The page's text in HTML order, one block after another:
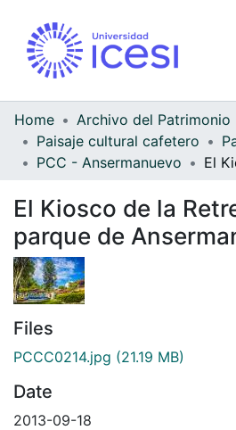
Home
Paisaje cultural cafetero
PCC - Ansermanuevo
El Kiosco de la
parque de
Files
PCCC0214.jpg (21.19 MB)
Date
2013-09-18